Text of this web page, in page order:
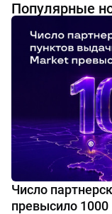
Популярные
Число
превысило 1000